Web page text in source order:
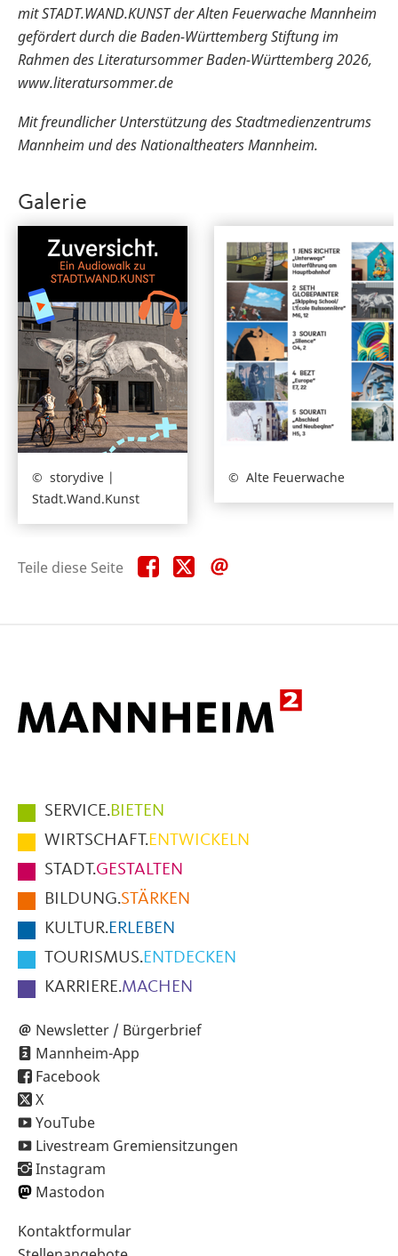
mit STADT.WAND.KUNST der Alten Feuerwache Mannheim
gefördert durch die Baden-Württemberg Stiftung im
Rahmen des Literatursommer Baden-Württemberg 2026,
www.literatursommer.de
Mit freundlicher Unterstützung des Stadtmedienzentrums
Mannheim und des Nationaltheaters Mannheim.
Galerie
storydive |
Stadt.Wand.Kunst
Alte Feuerwache
Teile diese Seite Teile
diese
Teile
diese
Hauptmenüpunkte
im
Fußbereich
der
Seite
SERVICE.BIETEN
WIRTSCHAFT.ENTWICKELN
STADT.GESTALTEN
BILDUNG.STÄRKEN
KULTUR.ERLEBEN
TOURISMUS.ENTDECKEN
KARRIERE.MACHEN
Newsletter / Bürgerbrief
Mannheim-App
Facebook
X
YouTube
Livestream Gremiensitzungen
Instagram
Mastodon
Sekundärnavigation
Kontaktformular